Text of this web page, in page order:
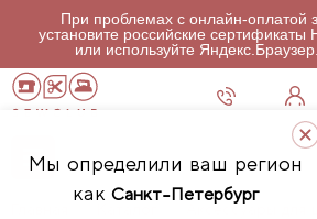
При проблемах с онлайн-оплатой
установите российские
или используйте Яндекс.Браузер.
Мы определили ваш регион
как Санкт-Петербург
Аксессуары